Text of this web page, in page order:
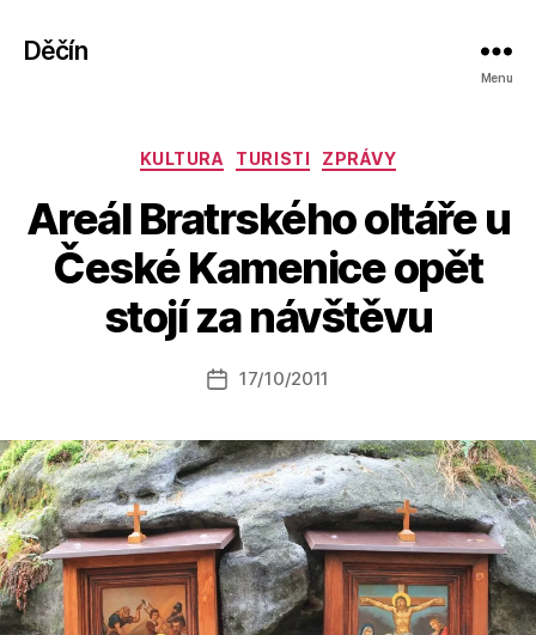
Děčín
Menu
Rubriky
KULTURA TURISTI ZPRÁVY
Areál Bratrského oltáře u
České Kamenice opět
stojí za návštěvu
Autor
příspěvku
u
o
a
s
o
Datum
17/10/2011